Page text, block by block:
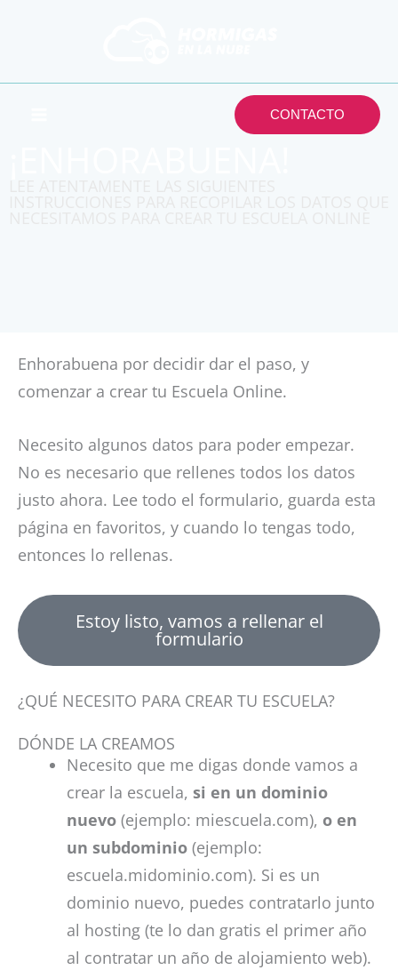
CONTACTO
LEE ATENTAMENTE LAS SIGUIENTES
Enhorabuena por decidir dar el paso, y
comenzar a crear tu Escuela Online.
Necesito algunos datos para poder empezar.
No es necesario que rellenes todos los datos
justo ahora. Lee todo el formulario, guarda esta
página en favoritos, y cuando lo tengas todo,
entonces lo rellenas.
Estoy listo, vamos a rellenar el
formulario
¿QUÉ NECESITO PARA CREAR TU ESCUELA?
DÓNDE LA CREAMOS
Necesito que me digas donde vamos a
crear la escuela, si en un dominio
nuevo(ejemplo: miescuela.com), o en
un subdominio(ejemplo:
escuela.midominio.com). Si es un
dominio nuevo, puedes contratarlo junto
al hosting (te lo dan gratis el primer año
al contratar un año de alojamiento web).